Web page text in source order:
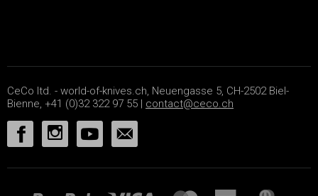
CeCo ltd. - world-of-knives.ch, Neuengasse 5, CH-2502 Biel-
Bienne, +41 (0)32 322 97 55 | contact@ceco.ch